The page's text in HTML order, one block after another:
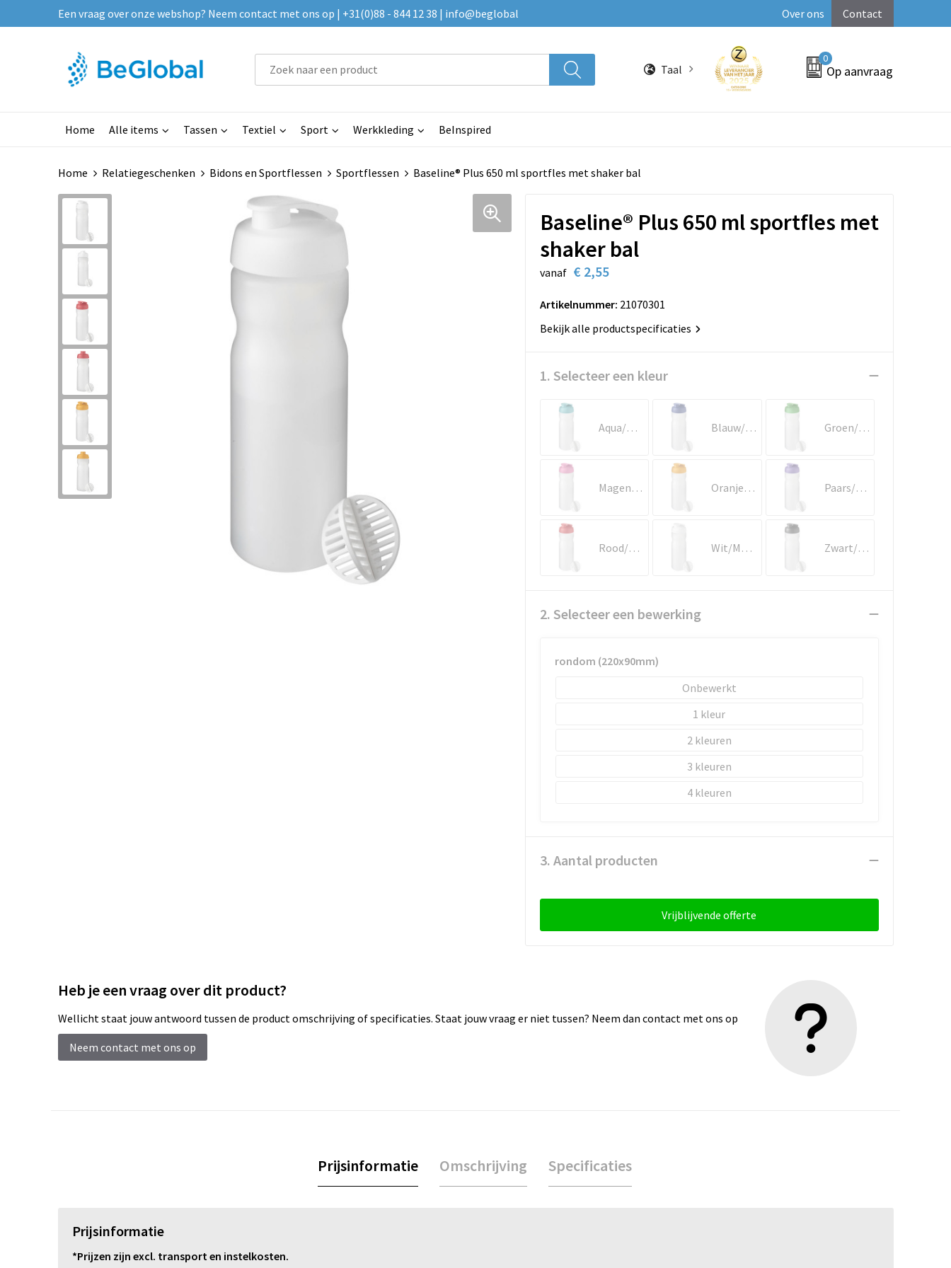
Een vraag over onze webshop? Neem contact met ons op | +31(0)88 - 844 12 38 | info@beglobal Over ons Contact
Taal
0
Op aanvraag
Home Alle items Tassen Textiel Sport Werkkleding BeInspired
Home Relatiegeschenken Bidons en Sportflessen Sportflessen Baseline® Plus 650 ml sportfles met shaker bal
Baseline® Plus 650 ml sportfles met
shaker bal
vanaf € 2,55
Artikelnummer: 21070301
Bekijk alle productspecificaties
1. Selecteer een kleur
Aqua/Mat helder Blauw/Mat helder Groen/Mat helder
Magenta/Mat helder Oranje/Mat helder Paars/Mat helder
Rood/Mat helder Wit/Mat helder Zwart/Mat helder
2. Selecteer een bewerking
rondom (220x90mm)
Onbewerkt
1
2
3
4
3. Aantal producten
Vrijblijvende offerte
Heb je een vraag over dit product?
Wellicht staat jouw antwoord tussen de product omschrijving of specificaties. Staat jouw vraag er niet tussen? Neem dan contact met ons op
Neem contact met ons op
Prijsinformatie Omschrijving Specificaties
Prijsinformatie
*Prijzen zijn excl. transport en instelkosten.